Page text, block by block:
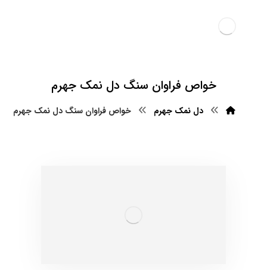
خواص فراوان سنگ دل نمک جهرم
دل نمک جهرم خواص فراوان سنگ دل نمک جهرم